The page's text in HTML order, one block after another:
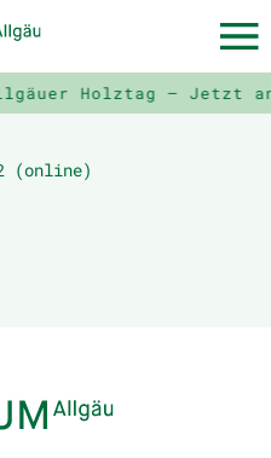
Holztag – Jetzt
(online)